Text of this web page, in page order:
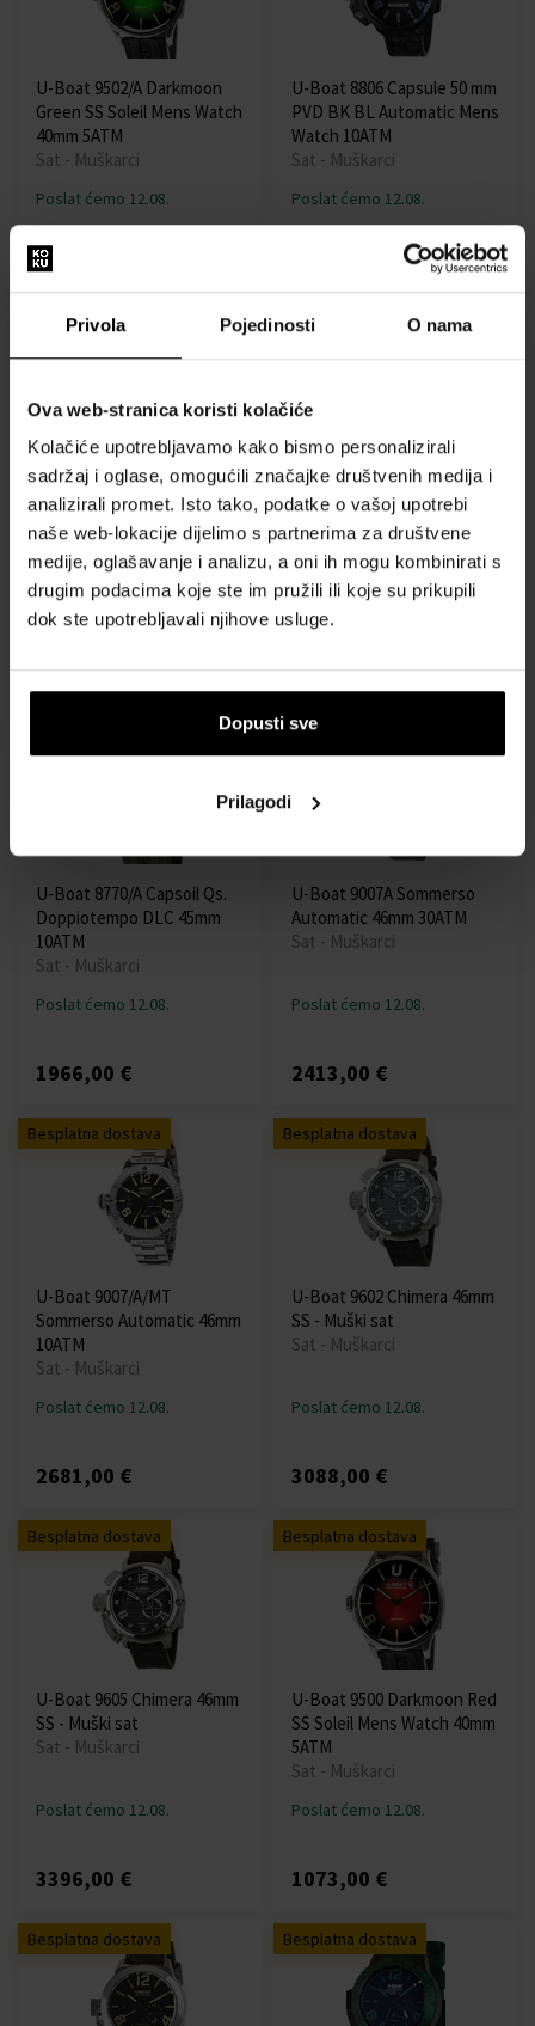
Privola Pojedinosti O nama
Ova web-stranica koristi kolačiće
Kolačiće upotrebljavamo kako bismo personalizirali
sadržaj i oglase, omogućili značajke društvenih medija i
analizirali promet. Isto tako, podatke o vašoj upotrebi
naše web-lokacije dijelimo s partnerima za društvene
medije, oglašavanje i analizu, a oni ih mogu kombinirati s
drugim podacima koje ste im pružili ili koje su prikupili
dok ste upotrebljavali njihove usluge.
Dopusti sve
Prilagodi
U-Boat 9502/A Darkmoon
Green SS Soleil Mens Watch
40mm 5ATM
Sat - Muškarci
Poslat ćemo 12.08.
1207,00 €
U-Boat 8806 Capsule 50 mm
PVD BK BL Automatic Mens
Watch 10ATM
Sat - Muškarci
Poslat ćemo 12.08.
Besplatna dostava
U-Boat 8805 Capsule
Titanium BK BE 50mm -
Muški sat
Sat - Muškarci
Poslat ćemo 12.08.
4022,00 €
Besplatna dostava
U-Boat 8808 Capsule PVD
BK BL 45mm - Muški sat
Sat - Muškarci
Poslat ćemo 12.08.
3262,00 €
U-Boat 8770/A Capsoil Qs.
Doppiotempo DLC 45mm
10ATM
Sat - Muškarci
Poslat ćemo 12.08.
1966,00 €
Besplatna dostava
U-Boat 9007A Sommerso
Automatic 46mm 30ATM
Sat - Muškarci
Poslat ćemo 12.08.
2413,00 €
Besplatna dostava
U-Boat 9007/A/MT
Sommerso Automatic 46mm
10ATM
Sat - Muškarci
Poslat ćemo 12.08.
2681,00 €
Besplatna dostava
U-Boat 9602 Chimera 46mm
SS - Muški sat
Sat - Muškarci
Poslat ćemo 12.08.
3088,00 €
Besplatna dostava
U-Boat 9605 Chimera 46mm
SS - Muški sat
Sat - Muškarci
Poslat ćemo 12.08.
3396,00 €
Besplatna dostava
U-Boat 9500 Darkmoon Red
SS Soleil Mens Watch 40mm
5ATM
Sat - Muškarci
Poslat ćemo 12.08.
1073,00 €
Besplatna dostava Besplatna dostava